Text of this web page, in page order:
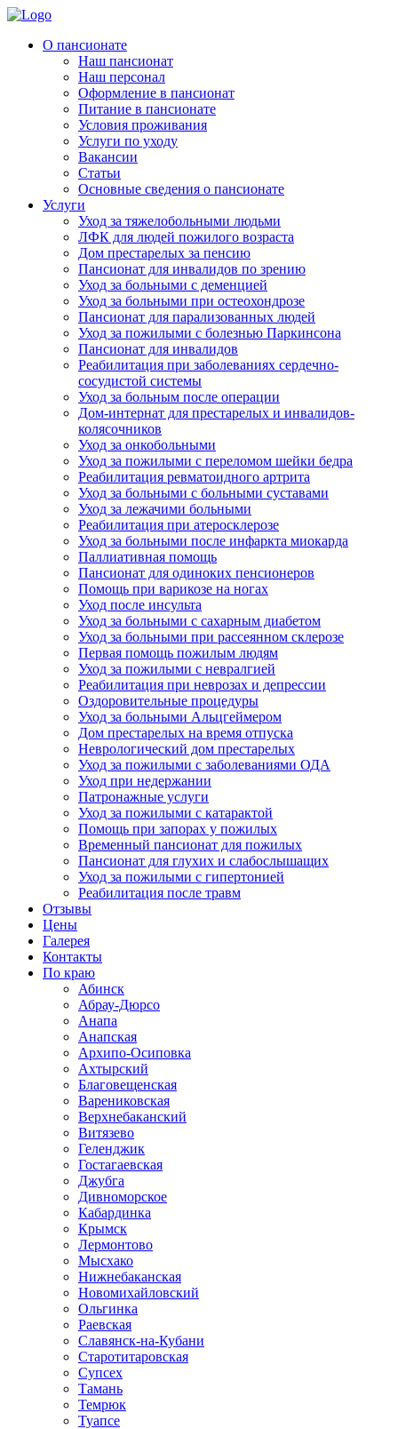
Skip
content
Родительская Усадьба
Пансионат для пожилых людей «Родительская усадьба»
О пансионате
Наш пансионат
Наш персонал
Оформление в пансионат
Питание в пансионате
Условия проживания
Услуги по уходу
Вакансии
Статьи
Основные сведения о пансионате
Услуги
Уход за тяжелобольными людьми
ЛФК для людей пожилого возраста
Дом престарелых за пенсию
Пансионат для инвалидов по зрению
Уход за больными с деменцией
Уход за больными при остеохондрозе
Пансионат для парализованных людей
Уход за пожилыми с болезнью Паркинсона
Пансионат для инвалидов
Реабилитация при заболеваниях сердечно-
сосудистой системы
Уход за больным после операции
Дом-интернат для престарелых и инвалидов-
колясочников
Уход за онкобольными
Уход за пожилыми с переломом шейки бедра
Реабилитация ревматоидного артрита
Уход за больными с больными суставами
Уход за лежачими больными
Реабилитация при атеросклерозе
Уход за больными после инфаркта миокарда
Паллиативная помощь
Пансионат для одиноких пенсионеров
Помощь при варикозе на ногах
Уход после инсульта
Уход за больными с сахарным диабетом
Уход за больными при рассеянном склерозе
Первая помощь пожилым людям
Уход за пожилыми с невралгией
Реабилитация при неврозах и депрессии
Оздоровительные процедуры
Уход за больными Альцгеймером
Дом престарелых на время отпуска
Неврологический дом престарелых
Уход за пожилыми с заболеваниями ОДА
Уход при недержании
Патронажные услуги
Уход за пожилыми с катарактой
Помощь при запорах у пожилых
Временный пансионат для пожилых
Пансионат для глухих и слабослышащих
Уход за пожилыми с гипертонией
Реабилитация после травм
Отзывы
Цены
Галерея
Контакты
По краю
Абинск
Абрау-Дюрсо
Анапа
Анапская
Архипо-Осиповка
Ахтырский
Благовещенская
Варениковская
Верхнебаканский
Витязево
Геленджик
Гостагаевская
Джубга
Дивноморское
Кабардинка
Крымск
Лермонтово
Мысхако
Нижнебаканская
Новомихайловский
Ольгинка
Раевская
Славянск-на-Кубани
Старотитаровская
Супсех
Тамань
Темрюк
Туапсе